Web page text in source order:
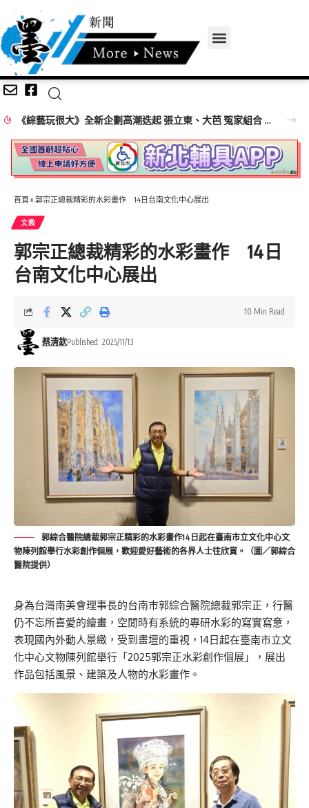
《綜藝玩很大》全新企劃高潮迭起 張立東、大芭 冤家組合 再創收視火花
首頁 » 郭宗正總裁精彩的水彩畫作 14日台南文化中心展出
文教
郭宗正總裁精彩的水彩畫作 14日
台南文化中心展出
蔡清欽Published: 2025/11/13
10 Min Read
郭綜合醫院總裁郭宗正精彩的水彩畫作14日起在臺南市立文化中心文
物陳列館舉行水彩創作個展，歡迎愛好藝術的各界人士往欣賞。（圖／郭綜合
醫院提供）
身為台灣南美會理事長的台南巿郭綜合醫院總裁郭宗正，行醫
仍不忘所喜愛的繪畫，空閒時有系統的專研水彩的寫實寫意，
表現國內外動人景緻，受到畫壇的重視，14日起在臺南市立文
化中心文物陳列館舉行「2025郭宗正水彩創作個展」，展出
作品包括風景、建築及人物的水彩畫作。